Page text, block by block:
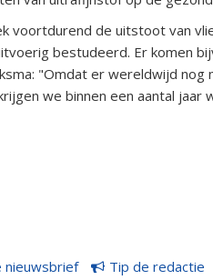
voortdurend de uitstoot van
bestudeerd. Er komen
"Omdat er wereldwijd nog
we binnen een aantal jaar
nieuwsbrief Tip de redactie